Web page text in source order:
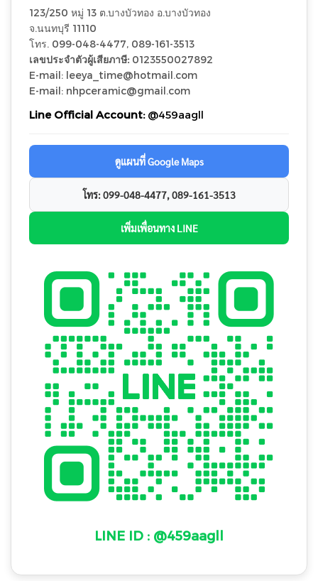
123/250 หมู่ 13 ต.บางบัวทอง อ.บางบัวทอง
จ.นนทบุรี 11110
โทร. 099-048-4477, 089-161-3513
เลขประจำตัวผู้เสียภาษี: 0123550027892
E-mail: leeya_time@hotmail.com
E-mail: nhpceramic@gmail.com
Line Official Account:@459aagll
ดูแผนที่ Google Maps
โทร: 099-048-4477, 089-161-3513
เพิ่มเพื่อนทาง LINE
LINE ID : @459aagll